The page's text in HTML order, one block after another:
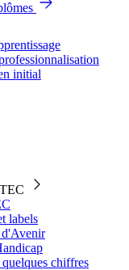
initial
labels
d'Avenir
chiffres